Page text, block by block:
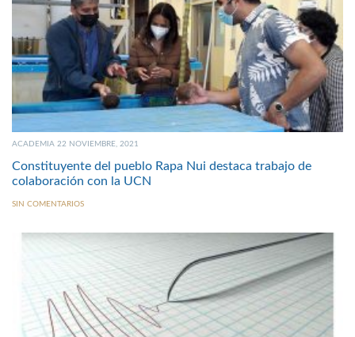
ACADEMIA 22 NOVIEMBRE, 2021
Constituyente del pueblo Rapa Nui destaca trabajo de
colaboración con la UCN
SIN COMENTARIOS